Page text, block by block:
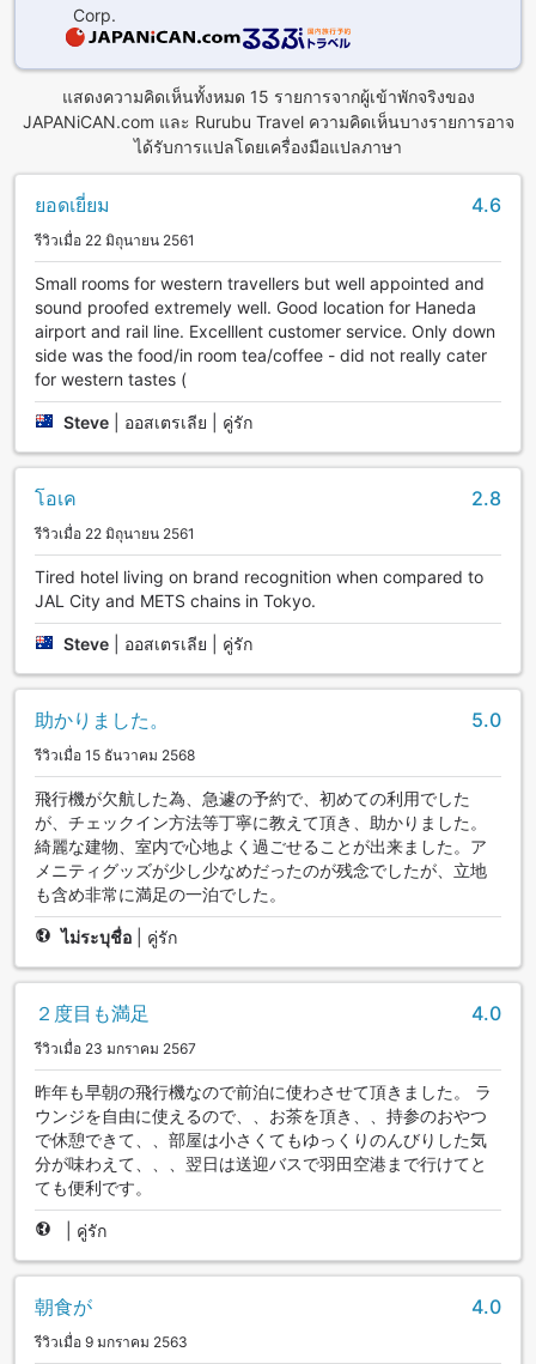
supermarket about 5 minutes on foot away.
- There is a free shuttle bus operating between the hotel
and Haneda Airport. (Reservation not required)
There are time periods when the service is not in operation,
so please make sure to check.
https://www.haneda-hotel.com/shuttlebus
http://www.haneda-hotel.com/english/shuttlebus
Corp.
แสดงความคิดเห็นทั้งหมด 15 รายการจากผู้เข้าพักจริงของ
JAPANiCAN.com และ Rurubu Travel ความคิดเห็นบางรายการอาจ
ได้รับการแปลโดยเครื่องมือแปลภาษา
ยอดเยี่ยม 4.6
รีวิวเมื่อ 22 มิถุนายน 2561
Small rooms for western travellers but well appointed and
sound proofed extremely well. Good location for Haneda
airport and rail line. Excelllent customer service. Only down
side was the food/in room tea/coffee - did not really cater
for western tastes (
Steve ออสเตรเลีย | คู่รัก
โอเค 2.8
รีวิวเมื่อ 22 มิถุนายน 2561
Tired hotel living on brand recognition when compared to
JAL City and METS chains in Tokyo.
Steve ออสเตรเลีย | คู่รัก
助かりました。 5.0
รีวิวเมื่อ 15 ธันวาคม 2568
飛行機が欠航した為、急遽の予約で、初めての利用でした
が、チェックイン方法等丁寧に教えて頂き、助かりました。
綺麗な建物、室内で心地よく過ごせることが出来ました。ア
メニティグッズが少し少なめだったのが残念でしたが、立地
も含め非常に満足の一泊でした。
ไม่ระบุชื่อ คู่รัก
２度目も満足 4.0
รีวิวเมื่อ 23 มกราคม 2567
昨年も早朝の飛行機なので前泊に使わさせて頂きました。 ラ
ウンジを自由に使えるので、、お茶を頂き、、持参のおやつ
で休憩できて、、部屋は小さくてもゆっくりのんびりした気
分が味わえて、、、翌日は送迎バスで羽田空港まで行けてと
ても便利です。
คู่รัก
朝食が 4.0
รีวิวเมื่อ 9 มกราคม 2563